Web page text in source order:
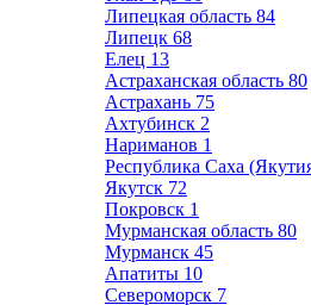
Липецкая область 84
Липецк 68
Елец 13
Астраханская область 80
Астрахань 75
Ахтубинск 2
Нариманов 1
Республика Саха
Якутск 72
Покровск 1
Мурманская область 80
Мурманск 45
Апатиты 10
Североморск 7